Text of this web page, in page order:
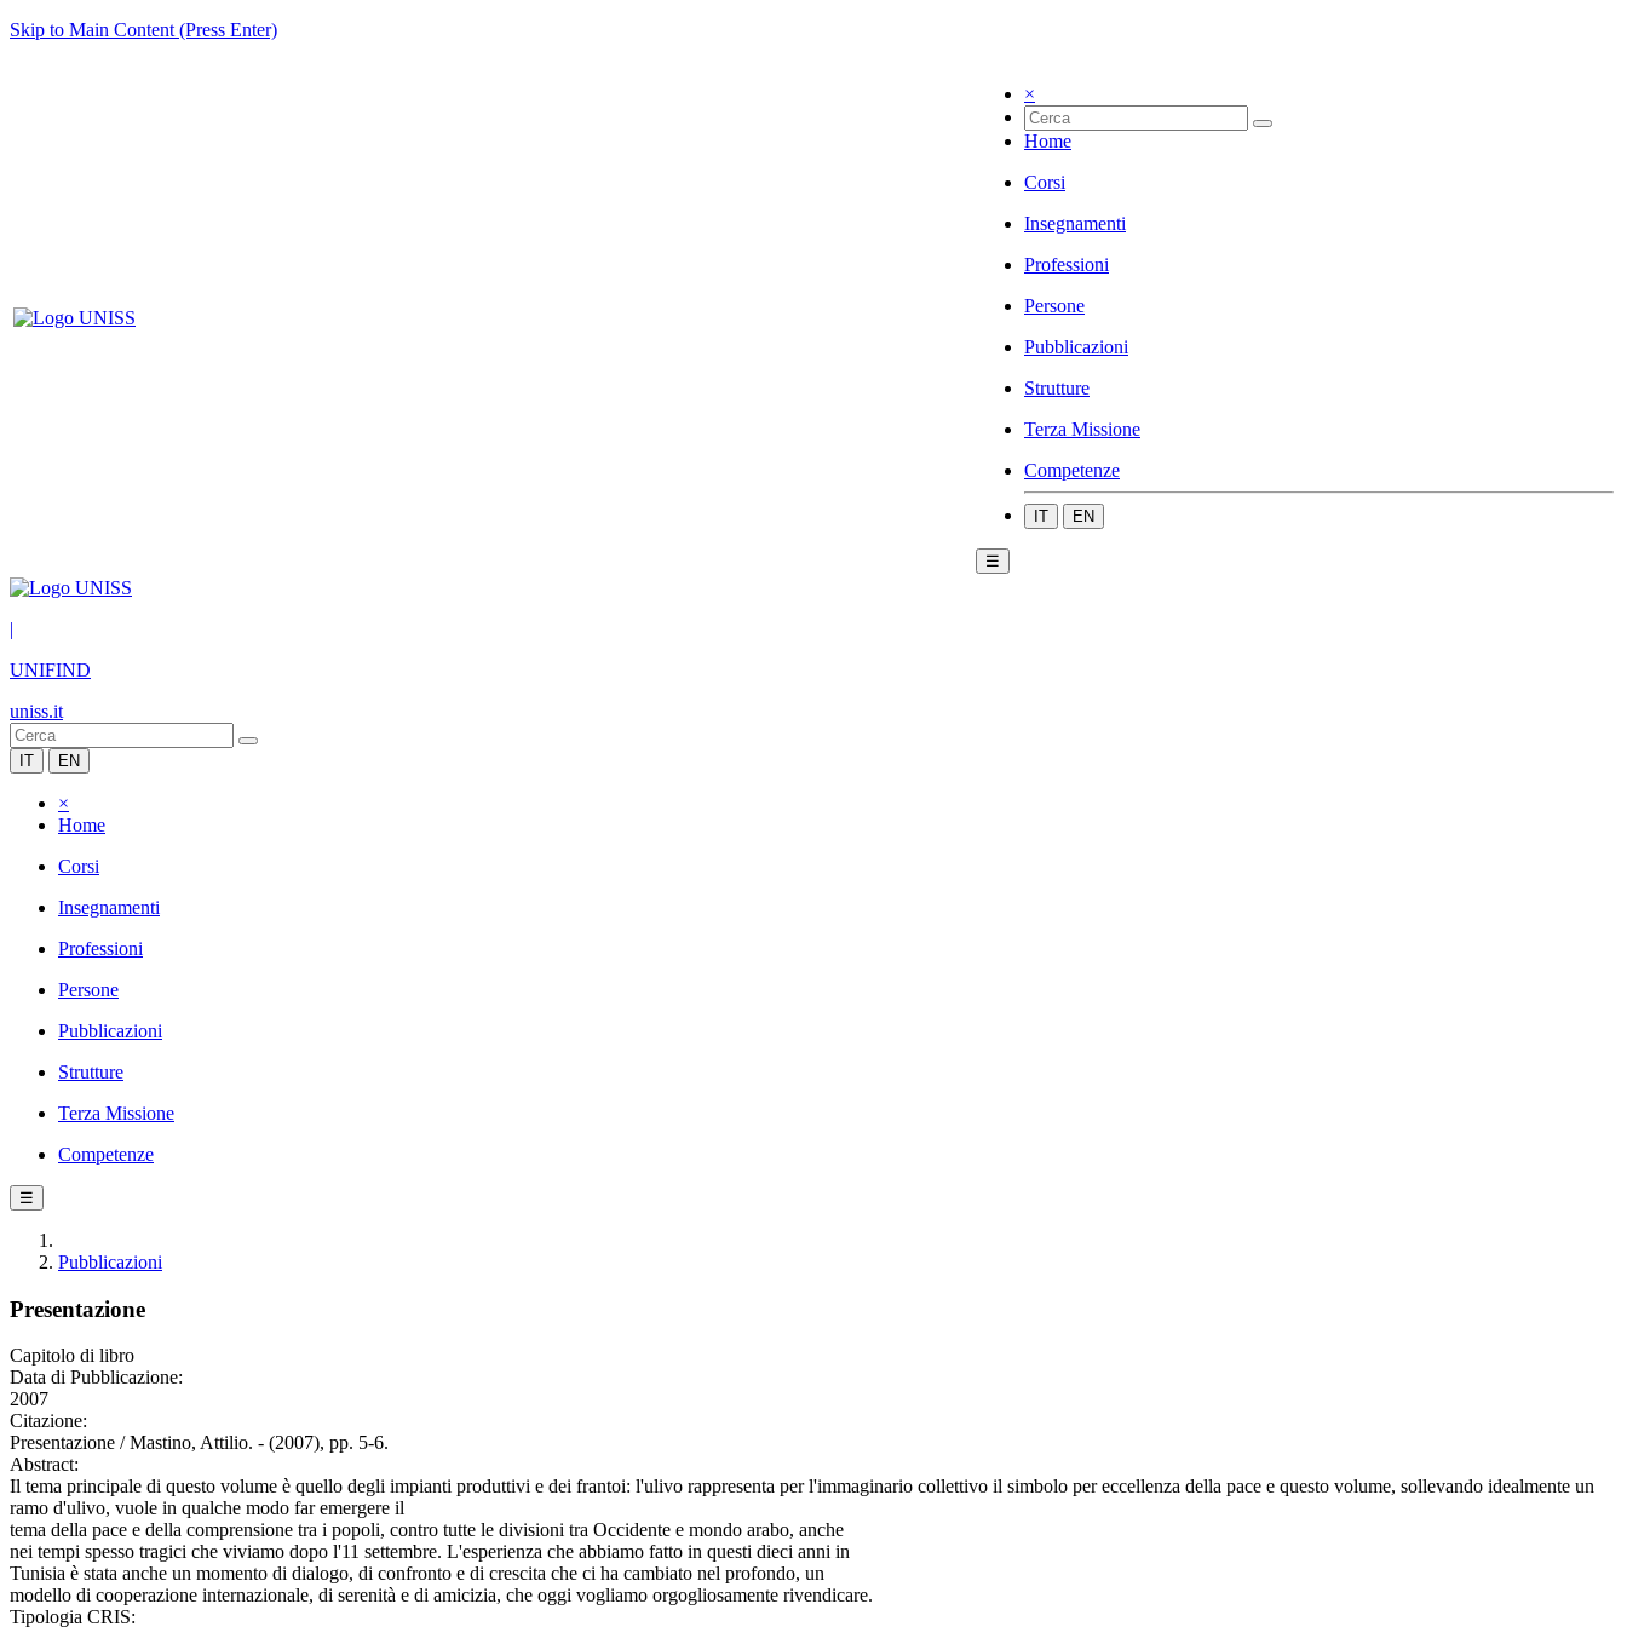
Skip to Main Content (Press Enter)
×
Home
Corsi
Insegnamenti
Professioni
Persone
Pubblicazioni
Strutture
Terza Missione
Competenze
IT EN
☰
|
UNIFIND
uniss.it
IT EN
×
Home
Corsi
Insegnamenti
Professioni
Persone
Pubblicazioni
Strutture
Terza Missione
Competenze
☰
Pubblicazioni
Presentazione
Capitolo di libro
Data di Pubblicazione:
2007
Citazione:
Presentazione / Mastino, Attilio. - (2007), pp. 5-6.
Abstract:
Il tema principale di questo volume è quello degli impianti produttivi e dei frantoi: l'ulivo rappresenta per l'immaginario collettivo il simbolo per eccellenza della pace e questo volume, sollevando idealmente un
ramo d'ulivo, vuole in qualche modo far emergere il
tema della pace e della comprensione tra i popoli, contro tutte le divisioni tra Occidente e mondo arabo, anche
nei tempi spesso tragici che viviamo dopo l'11 settembre. L'esperienza che abbiamo fatto in questi dieci anni in
Tunisia è stata anche un momento di dialogo, di confronto e di crescita che ci ha cambiato nel profondo, un
modello di cooperazione internazionale, di serenità e di amicizia, che oggi vogliamo orgogliosamente rivendicare.
Tipologia CRIS: